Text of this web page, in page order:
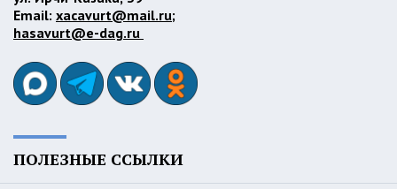
Email: xacavurt@mail.ru;
hasavurt@e-dag.ru
ПОЛЕЗНЫЕ ССЫЛКИ